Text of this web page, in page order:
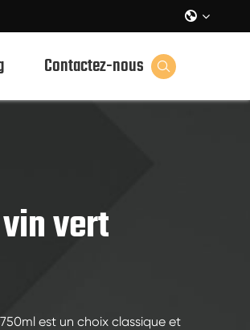

Contactez-nous 
vert
est un choix classique et